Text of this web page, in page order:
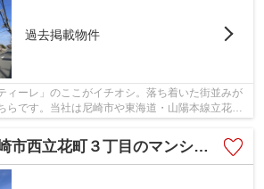
過去掲載物件
ィーレ」のここがイチオシ。落ち着いた街並みが
らです。当社は尼崎市や東海道・山陽本線立花付
市西立花町３丁目のマンション